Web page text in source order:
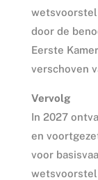
wetsvoorstel
door de
Eerste
verschoven
Vervolg
In 2027
en
voor
wetsvoorstel